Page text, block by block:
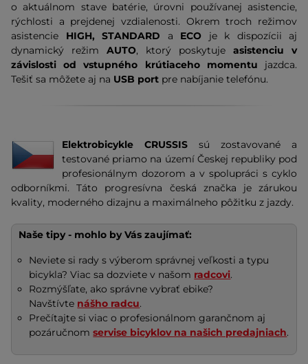
o aktuálnom stave batérie, úrovni používanej asistencie,
rýchlosti a prejdenej vzdialenosti. Okrem troch režimov
asistencie HIGH, STANDARD a ECO je k dispozícii aj
dynamický režim AUTO, ktorý poskytuje asistenciu v
závislosti od vstupného krútiaceho momentu jazdca.
Tešiť sa môžete aj na USB port pre nabíjanie telefónu.
Elektrobicykle CRUSSIS sú zostavované a
testované priamo na území Českej republiky pod
profesionálnym dozorom a v spolupráci s cyklo
odborníkmi. Táto progresívna česká značka je zárukou
kvality, moderného dizajnu a maximálneho pôžitku z jazdy.
Naše tipy - mohlo by Vás zaujímať:
Neviete si rady s výberom správnej veľkosti a typu
bicykla? Viac sa dozviete v našom radcovi.
Rozmýšľate, ako správne vybrať ebike?
Navštívte nášho radcu.
Prečítajte si viac o profesionálnom garančnom aj
pozáručnomservise bicyklov na našich predajniach.